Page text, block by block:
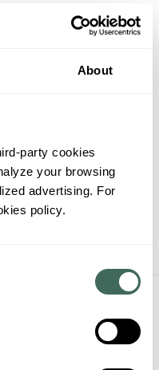
About
party cookies
your browsing
advertising. For
policy.